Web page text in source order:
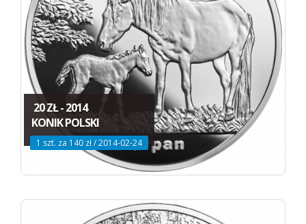
20 ZŁ - 2014
KONIK POLSKI
1 szt. za 140 zł / 2014-02-24